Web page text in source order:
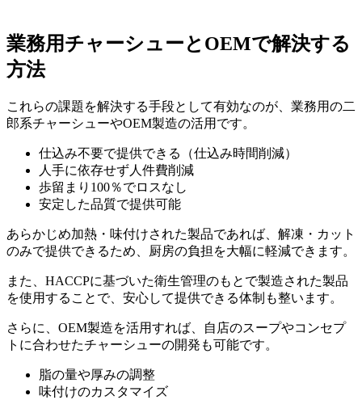
業務用チャーシューとOEMで解決する
方法
これらの課題を解決する手段として有効なのが、業務用の二
郎系チャーシューやOEM製造の活用です。
仕込み不要で提供できる（仕込み時間削減）
人手に依存せず人件費削減
歩留まり100％でロスなし
安定した品質で提供可能
あらかじめ加熱・味付けされた製品であれば、解凍・カット
のみで提供できるため、厨房の負担を大幅に軽減できます。
また、HACCPに基づいた衛生管理のもとで製造された製品
を使用することで、安心して提供できる体制も整います。
さらに、OEM製造を活用すれば、自店のスープやコンセプ
トに合わせたチャーシューの開発も可能です。
脂の量や厚みの調整
味付けのカスタマイズ